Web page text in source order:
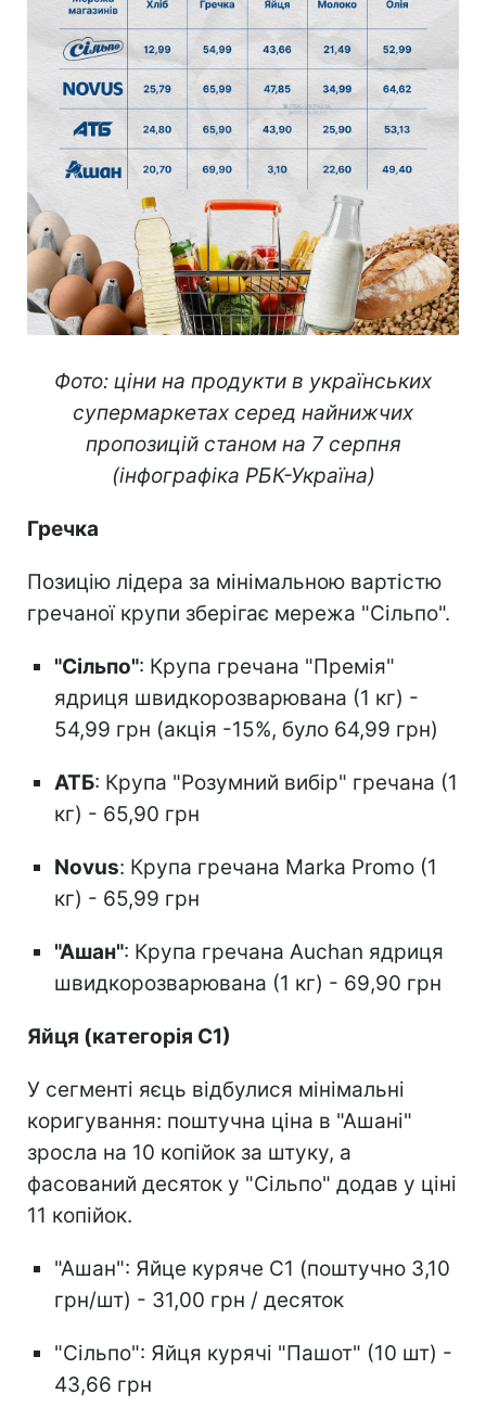
Фото: ціни на продукти в українських
супермаркетах серед найнижчих
пропозицій станом на 7 серпня
(інфографіка РБК-Україна)
Гречка
Позицію лідера за мінімальною вартістю
гречаної крупи зберігає мережа "Сільпо".
"Сільпо": Крупа гречана "Премія"
ядриця швидкорозварювана (1 кг) -
54,99 грн (акція -15%, було 64,99 грн)
АТБ: Крупа "Розумний вибір" гречана (1
кг) - 65,90 грн
Novus: Крупа гречана Marka Promo (1
кг) - 65,99 грн
"Ашан": Крупа гречана Auchan ядриця
швидкорозварювана (1 кг) - 69,90 грн
Яйця (категорія С1)
У сегменті яєць відбулися мінімальні
коригування: поштучна ціна в "Ашані"
зросла на 10 копійок за штуку, а
фасований десяток у "Сільпо" додав у ціні
11 копійок.
"Ашан": Яйце куряче С1 (поштучно 3,10
грн/шт) - 31,00 грн / десяток
"Сільпо": Яйця курячі "Пашот" (10 шт) -
43,66 грн